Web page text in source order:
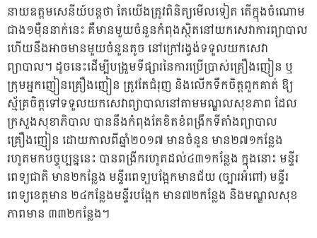
នាយឧត្ដមសេនីយ៍បន្ដថា តែយើងត្រូវពិនិត្យមើលទៀត តើក្នុងចំណោម
ជាង១ម៉ឺននាក់នេះ គឺមានមួយចំនួនកំពុងស្ថិតនៅយកសេវាការព្យាបាល
ហើយនឹងអាចមានមួយចំនួនតូច នៅក្រៅរង្វង់ទទួលយកសេវា
ព្យាបាល។ ដូចនេះដើម្បីបង្រួមទីផ្សារនៃការប្រើប្រាស់គ្រឿងញៀន ឬ
ក្រុមអ្នកញៀនគ្រឿងញៀន ត្រូវតែជំរុញ និងលើកទឹកចិត្ដពួកគាត់ ឱ្យ
ស្ម័គ្រចិត្ដទៅទទួលយកសេវាព្យាបាលនៅតាមមណ្ឌលសុខភាព ដែល
ក្រសួងសុខាភិបាល បាននឹងកំពុងតែខិតខំពង្រឹកទីតាំងព្យាបាល
គ្រឿងញៀន ដោយកាលពីឆ្នាំ២០១៧ មានចំនួន មាន២៧១កន្លែង
រហូតមកបច្ចុប្បន្ននេះ បានពង្រីករហូតដល់៤៣១កន្លែង ក្នុងនោះ មន្ទីរ
ពេទ្យជាតិ មាន២កន្លែង មន្ទីរពេទ្យបង្អែកមានជ័យ (ច្បារអំពៅ) មន្ទីរ
ពេទ្យខេត្ដមាន ២៤កន្លែងមន្ទីរបង្អែក មាន៧២កន្លែង និងមណ្ឌលសុខ
ភាពមាន ៣៣២កន្លែង។